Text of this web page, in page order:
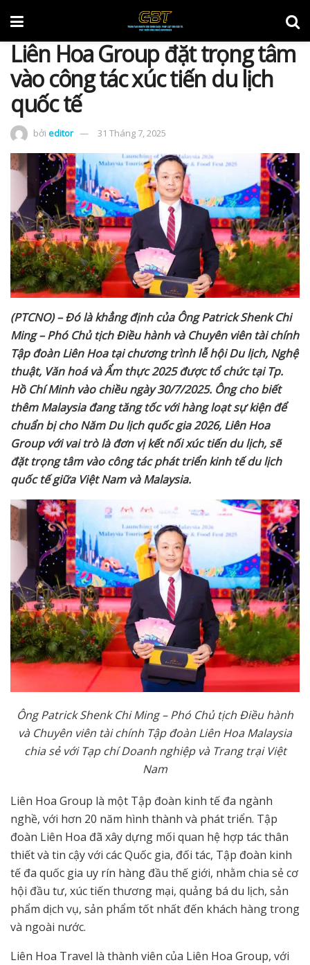
Liên Hoa Group đặt trọng tâm
vào công tác xúc tiến du lịch
quốc tế
bởi editor 31 Tháng 7, 2025
(PTCNO) – Đó là khẳng định của Ông Patrick Shenk Chi
Ming – Phó Chủ tịch Điều hành và Chuyên viên tài chính
Tập đoàn Liên Hoa tại chương trình lễ hội Du lịch, Nghệ
thuật, Văn hoá và Ẩm thực 2025 được tổ chức tại Tp.
Hồ Chí Minh vào chiều ngày 30/7/2025. Ông cho biết
thêm Malaysia đang tăng tốc với hàng loạt sự kiện để
chuẩn bị cho Năm Du lịch quốc gia 2026, Liên Hoa
Group với vai trò là đơn vị kết nối xúc tiến du lịch, sẽ
đặt trọng tâm vào công tác phát triển kinh tế du lịch
quốc tế giữa Việt Nam và Malaysia.
Ông Patrick Shenk Chi Ming – Phó Chủ tịch Điều hành
và Chuyên viên tài chính Tập đoàn Liên Hoa Malaysia
chia sẻ với Tạp chí Doanh nghiệp và Trang trại Việt
Nam
Liên Hoa Group là một Tập đoàn kinh tế đa ngành
nghề, với hơn 20 năm hình thành và phát triển. Tập
đoàn Liên Hoa đã xây dựng mối quan hệ hợp tác thân
thiết và tin cậy với các Quốc gia, đối tác, Tập đoàn kinh
tế đa quốc gia uy rín hàng đầu thế giới, nhằm chia sẻ cơ
hội đầu tư, xúc tiến thương mại, quảng bá du lịch, sản
phẩm dịch vụ, sản phẩm tốt nhất đến khách hàng trong
và ngoài nước.
Liên Hoa Travel là thành viên của Liên Hoa Group, với